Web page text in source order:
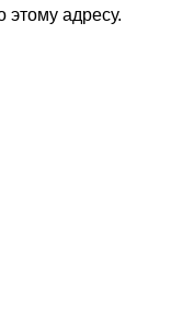
этому адресу.